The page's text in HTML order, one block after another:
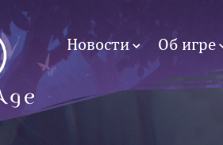
Новости Об игре